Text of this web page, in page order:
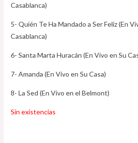
Casablanca)
5- Quién Te Ha Mandado a Ser Feliz (En
Casablanca)
6- Santa Marta Huracán (En Vivo en Su
7- Amanda (En Vivo en Su Casa)
8- La Sed (En Vivo en el Belmont)
Sin existencias